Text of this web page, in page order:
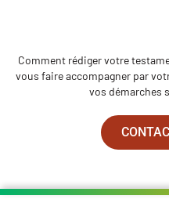
Comment rédiger votre
vous faire accompagner par
vos démarches